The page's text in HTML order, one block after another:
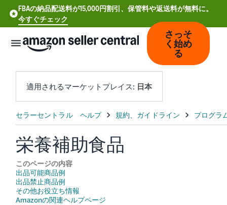
FBAの納品配送料が15,000円割引、保管料や返送料が無料に。
今すぐチェック
中
文
-
CN
Deutsch
- DE
さっそ
く始め
る
適用されるマーケットプレイス: 日本
栄養補助食品
このページの内容
出品可能商品例
出品禁止商品例
その他お役立ち情報
Amazonの関連ヘルプページ